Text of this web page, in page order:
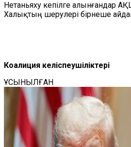
Нетаньяху кепілге алынғандар
Халықтың шерулері бірнеше
Коалиция келіспеушіліктері
ҰСЫНЫЛҒАН